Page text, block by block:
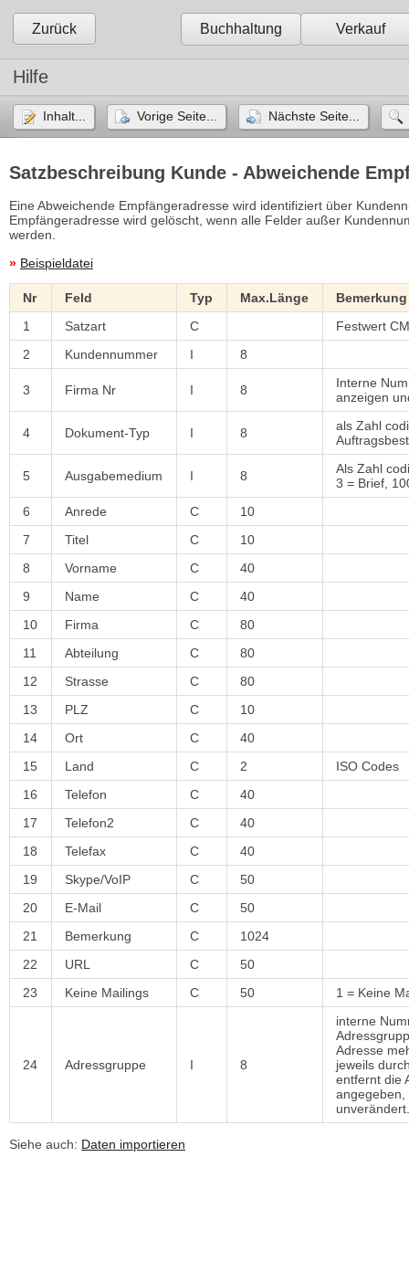
Zurück Buchhaltung Verkauf
Hilfe
Inhalt... Vorige Seite... Nächste Seite...
Satzbeschreibung Kunde - Abweichende
Eine Abweichende Empfängeradresse wird identifiziert über
Empfängeradresse wird gelöscht, wenn alle Felder außer
werden.
» Beispieldatei
Nr Feld Typ Max.Länge
Bemerkung
1
Satzart C
Festwert
2
Kundennummer I 8
3 Firma Nr I 8
Interne
anzeigen
4 Dokument-Typ I 8
als Zahl
5 Ausgabemedium I 8
Als Zahl
3 = Brief,
6
Anrede C
10
7
Titel C
10
8
Vorname C
40
9
Name C
40
10
Firma C
80
11
Abteilung C
80
12
Strasse C
80
13
PLZ C
10
14
Ort C
40
15
Land C 2
ISO Codes
16
Telefon C
40
17
Telefon2 C
40
18
Telefax C
40
19
Skype/VoIP C
50
20
E-Mail C
50
21
Bemerkung C
1024
22
URL C
50
23
Keine Mailings C 50 1 = Keine
24 Adressgruppe I 8
interne
Adresse
jeweils
entfernt die
Siehe auch: Daten importieren